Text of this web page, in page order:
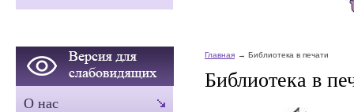
Главная Библиотека в печати
Библиотека в
О нас